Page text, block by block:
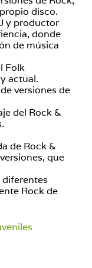
disco.
y productor
donde
de música
Folk
actual.
versiones de
del Rock &
de Rock &
que
diferentes
Rock de